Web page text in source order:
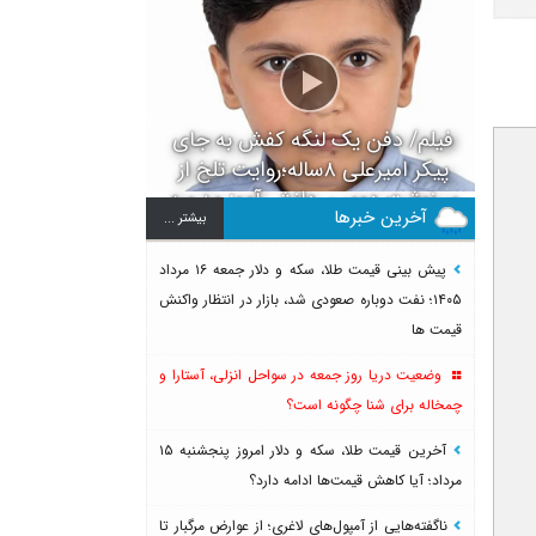
فیلم/ دفن یک لنگه کفش به جای
پیکر امیرعلی ۸ساله؛روایت تلخ از
سرنوشت دومین دانش آموز مدرسه
میناب بعد از ماکان
آخرین خبرها بيشتر ...
پیش بینی قیمت طلا، سکه و دلار جمعه ۱۶ مرداد
۱۴۰۵؛ نفت دوباره صعودی شد، بازار در انتظار واکنش
قیمت ها
وضعیت دریا روز جمعه در سواحل انزلی، آستارا و
چمخاله برای شنا چگونه است؟
آخرین قیمت طلا، سکه و دلار امروز پنجشنبه ۱۵
مرداد؛ آیا کاهش قیمت‌ها ادامه دارد؟
ناگفته‌هایی از آمپول‌های لاغری؛ از عوارض مرگبار تا